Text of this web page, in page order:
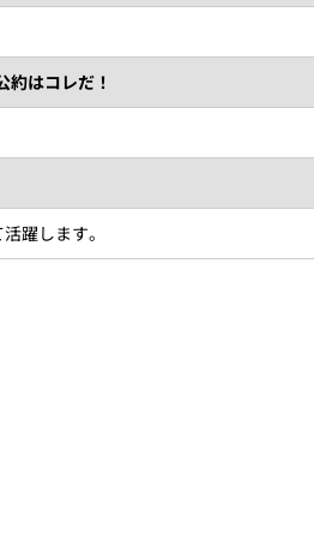
はコレだ！
躍します。